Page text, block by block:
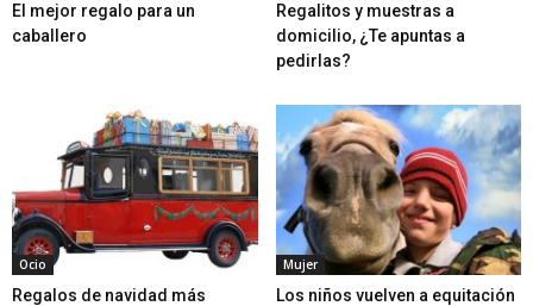
El mejor regalo para un
caballero
Regalitos y muestras a
domicilio, ¿Te apuntas a
pedirlas?
Ocio
Regalos de navidad más
Mujer
Los niños vuelven a equitación